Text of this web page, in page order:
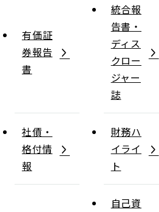
有価証
券報告
書
統合報
告書・
ディス
クロー
ジャー
誌
社債・
格付情
報
財務ハ
イライ
ト
自己資